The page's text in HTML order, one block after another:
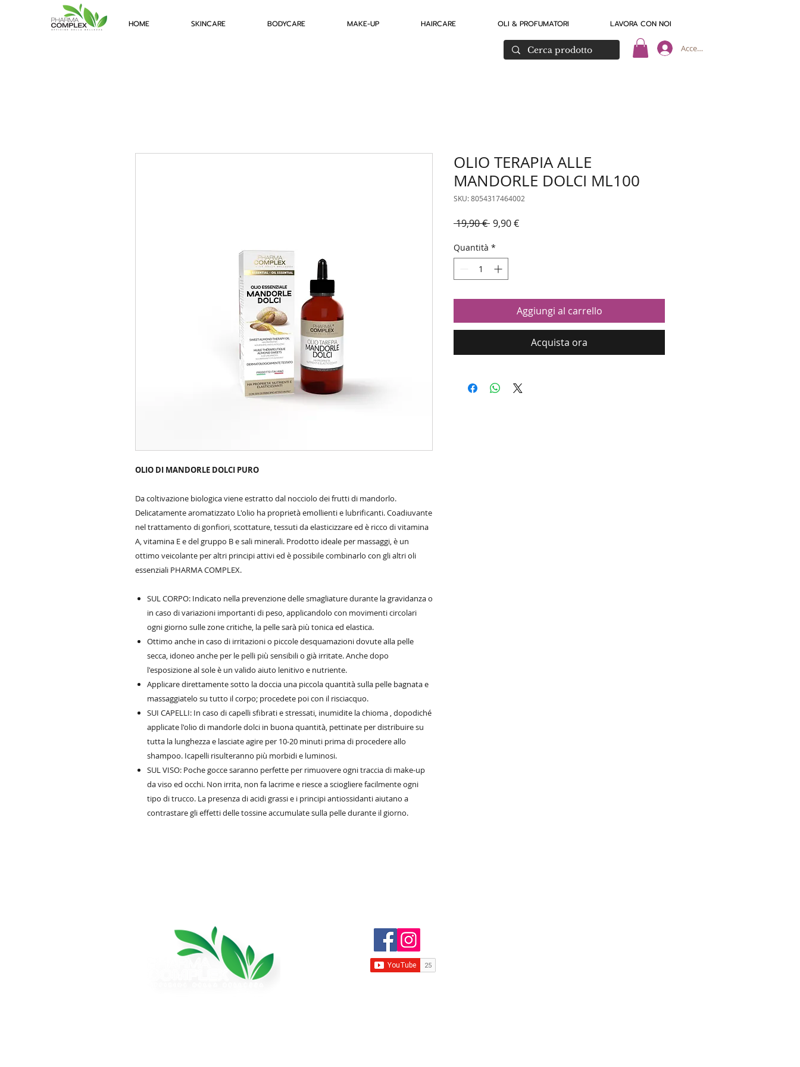
HOME SKINCARE BODYCARE MAKE-UP HAIRCARE OLI & PROFUMATORI LAVORA CON NOI
Accedi
OLIO DI MANDORLE DOLCI PURO
Da coltivazione biologica viene estratto dal nocciolo dei frutti di mandorlo.
Delicatamente aromatizzato L'olio ha proprietà emollienti e lubrificanti. Coadiuvante
nel trattamento di gonfiori, scottature, tessuti da elasticizzare ed è ricco di vitamina
A, vitamina E e del gruppo B e sali minerali. Prodotto ideale per massaggi, è un
ottimo veicolante per altri principi attivi ed è possibile combinarlo con gli altri oli
essenziali PHARMA COMPLEX.
SUL CORPO: Indicato nella prevenzione delle smagliature durante la gravidanza o
in caso di variazioni importanti di peso, applicandolo con movimenti circolari
ogni giorno sulle zone critiche, la pelle sarà più tonica ed elastica.
Ottimo anche in caso di irritazioni o piccole desquamazioni dovute alla pelle
secca, idoneo anche per le pelli più sensibili o già irritate. Anche dopo
l'esposizione al sole è un valido aiuto lenitivo e nutriente.
Applicare direttamente sotto la doccia una piccola quantità sulla pelle bagnata e
massaggiatelo su tutto il corpo; procedete poi con il risciacquo.
SUI CAPELLI: In caso di capelli sfibrati e stressati, inumidite la chioma , dopodiché
applicate l'olio di mandorle dolci in buona quantità, pettinate per distribuire su
tutta la lunghezza e lasciate agire per 10-20 minuti prima di procedere allo
shampoo. Icapelli risulteranno più morbidi e luminosi.
SUL VISO: Poche gocce saranno perfette per rimuovere ogni traccia di make-up
da viso ed occhi. Non irrita, non fa lacrime e riesce a sciogliere facilmente ogni
tipo di trucco. La presenza di acidi grassi e i principi antiossidanti aiutano a
contrastare gli effetti delle tossine accumulate sulla pelle durante il giorno.
OLIO TERAPIA ALLE
MANDORLE DOLCI ML100
SKU: 8054317464002
19,90 € Prezzo
9,90 €Prezzo
Quantità *
Aggiungi al carrello
Acquista ora